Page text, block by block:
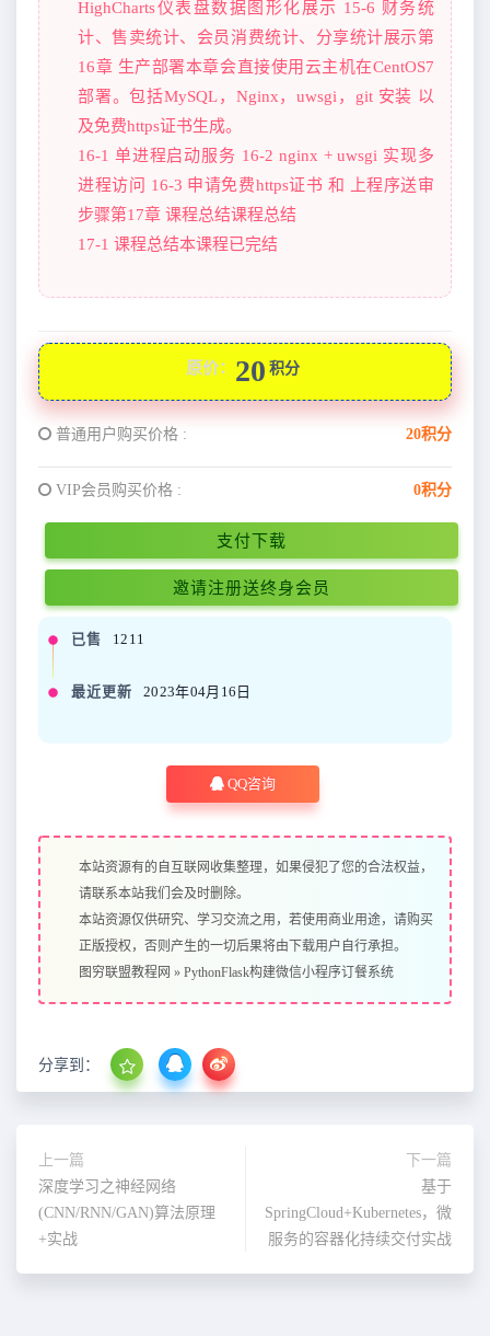
HighCharts仪表盘数据图形化展示 15-6 财务统
计、售卖统计、会员消费统计、分享统计展示第
16章 生产部署本章会直接使用云主机在CentOS7
部署。包括MySQL，Nginx，uwsgi，git 安装 以
及免费https证书生成。
16-1 单进程启动服务 16-2 nginx + uwsgi 实现多
进程访问 16-3 申请免费https证书 和 上程序送审
步骤第17章 课程总结课程总结
17-1 课程总结本课程已完结
原价： 20 积分
普通用户购买价格 : 20积分
VIP会员购买价格 : 0积分
支付下载
邀请注册送终身会员
已售 1211
最近更新 2023年04月16日
QQ咨询
本站资源有的自互联网收集整理，如果侵犯了您的合法权益，
请联系本站我们会及时删除。
本站资源仅供研究、学习交流之用，若使用商业用途，请购买
正版授权，否则产生的一切后果将由下载用户自行承担。
图穷联盟教程网 » PythonFlask构建微信小程序订餐系统
分享到：
上一篇
深度学习之神经网络
(CNN/RNN/GAN)算法原理
+实战
下一篇
基于
SpringCloud+Kubernetes，微
服务的容器化持续交付实战